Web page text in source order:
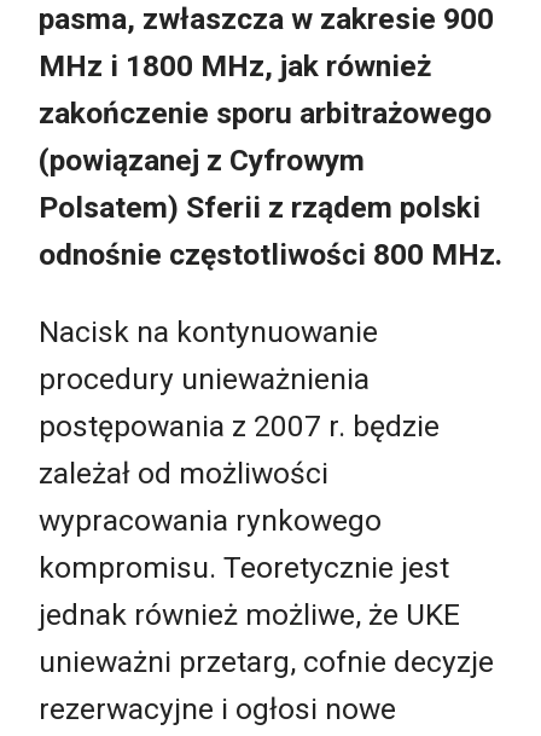
pasma, zwłaszcza w zakresie 900
MHz i 1800 MHz, jak również
zakończenie sporu arbitrażowego
(powiązanej z Cyfrowym
Polsatem) Sferii z rządem polski
odnośnie częstotliwości 800 MHz.
Nacisk na kontynuowanie
procedury unieważnienia
postępowania z 2007 r. będzie
zależał od możliwości
wypracowania rynkowego
kompromisu. Teoretycznie jest
jednak również możliwe, że UKE
unieważni przetarg, cofnie decyzje
rezerwacyjne i ogłosi nowe